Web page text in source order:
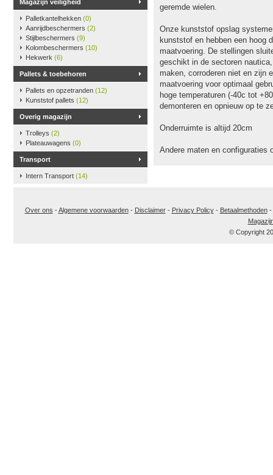
Magazijn veiligheid
Palletkantelhekken (0)
Aanrijdbeschermers (2)
Stijlbeschermers (9)
Kolombeschermers (10)
Hekwerk (6)
Pallets & toebehoren
Pallets en opzetranden (12)
Kunststof pallets (12)
Overig magazijn
Trolleys (2)
Plateauwagens (0)
Transport
Intern Transport (14)
geremde wielen.
Onze kunststof opslag
kunststof en hebben een hoog
maatvoering. De stellingen
geschikt in de sectoren
maken, corroderen niet en zijn
maatvoering voor optimaal
hoge temperaturen (-40c tot
demonteren en opnieuw op te
Onderruimte is altijd 20cm
Andere maten en configuraties
Over ons -Algemene voorwaarden- Disclaimer- Privacy Policy- Betaalmethoden-
© Copyright